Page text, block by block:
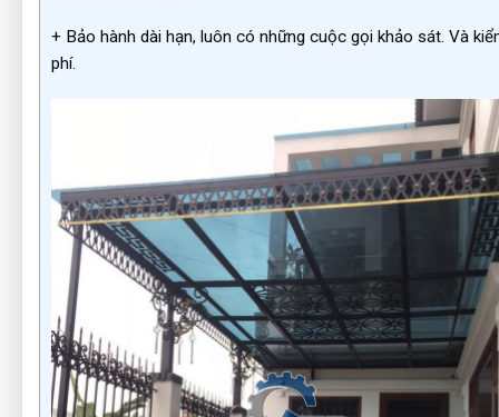
+ Bảo hành dài hạn, luôn có những cuộc gọi khảo sát. Và
phí.